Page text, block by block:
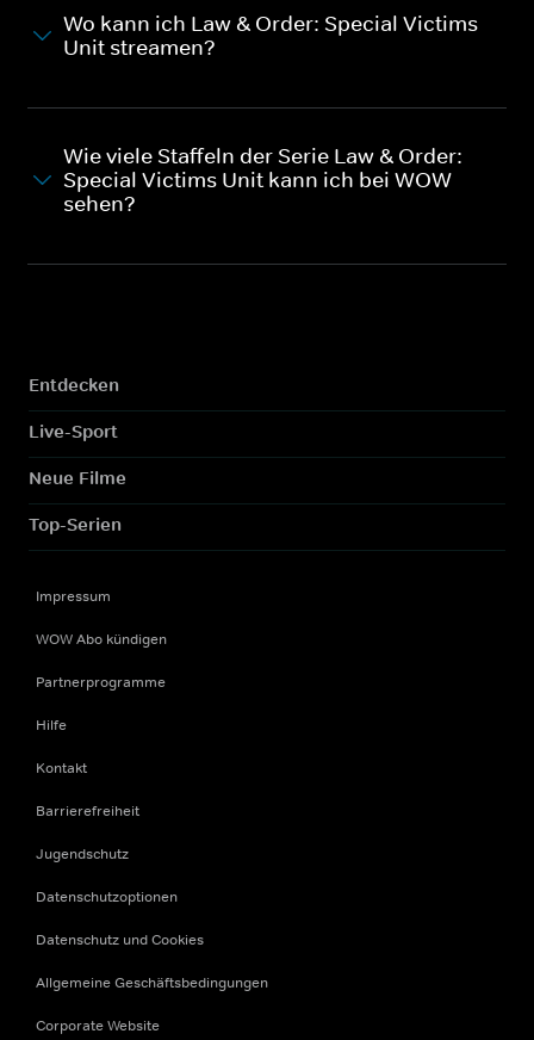
Wo kann ich Law & Order: Special Victims
Unit streamen?
Wie viele Staffeln der Serie Law & Order:
Special Victims Unit kann ich bei WOW
sehen?
Entdecken
Live-Sport
Neue Filme
Top-Serien
Impressum
WOW Abo kündigen
Partnerprogramme
Hilfe
Kontakt
Barrierefreiheit
Jugendschutz
Datenschutzoptionen
Datenschutz und Cookies
Allgemeine Geschäftsbedingungen
Corporate Website